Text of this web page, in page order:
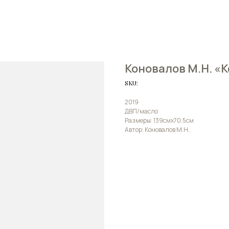
Коновалов М.Н.
SKU:
2019
ДВП/масло
Размеры: 139смх70.5см
Автор: Коновалов М.Н.